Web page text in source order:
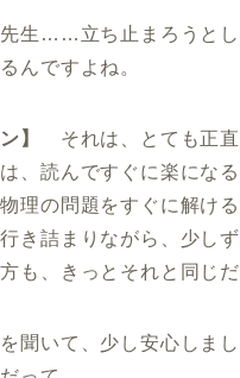
生……立ち止まろうと
んですよね。
ン】 それは、とても正
、読んですぐに楽にな
理の問題をすぐに解け
き詰まりながら、少し
も、きっとそれと同じだ
聞いて、少し安心しま